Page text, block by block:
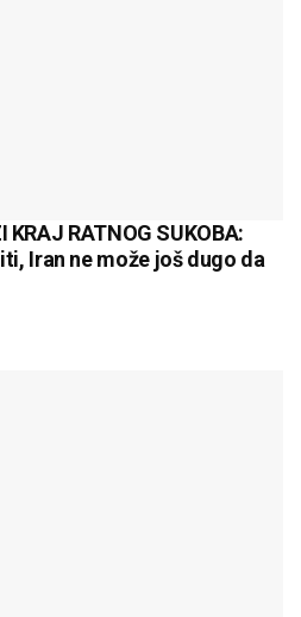
KRAJ RATNOG SUKOBA:
Iran ne može još dugo da